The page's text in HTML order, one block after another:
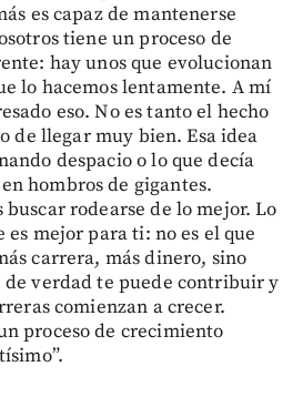
es capaz de mantenerse
tiene un proceso de
hay unos que evolucionan
lo hacemos lentamente. A mí
eso. No es tanto el hecho
de llegar muy bien. Esa idea
despacio o lo que decía
hombros de gigantes.
buscar rodearse de lo mejor. Lo
es mejor para ti: no es el que
carrera, más dinero, sino
de verdad te puede contribuir y
comienzan a crecer.
proceso de crecimiento